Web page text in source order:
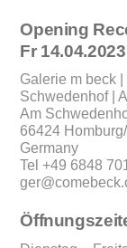
Opening
Fr
Galerie m beck
Schwedenhof |
Am
66424
Germany
Tel +49 6848